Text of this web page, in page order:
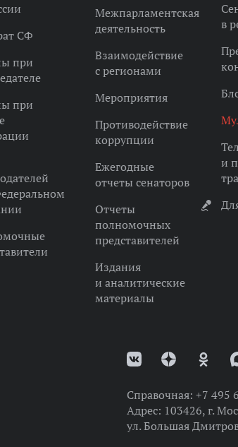
СФ
при
при
Межпарламентская
деятельность
Взаимодействие
с регионами
Мероприятия
Противодействие
коррупции
Ежегодные
отчеты сенаторов
Отчеты
полномочных
представителей
Издания
и аналитические
материалы
в
и
Справочная: +7 495
Адрес: 103426, г.
ул. Большая